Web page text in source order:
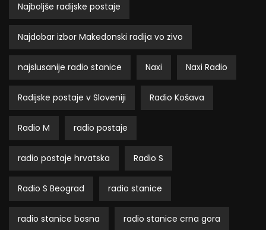
Najboljše radijske postaje
Najdobar izbor Makedonski radija vo zivo
najslusanije radio stanice Naxi Naxi Radio
Radijske postaje v Sloveniji Radio Košava
Radio M radio postaje
radio postaje hrvatska Radio S
Radio S Beograd radio stanice
radio stanice bosna radio stanice crna gora